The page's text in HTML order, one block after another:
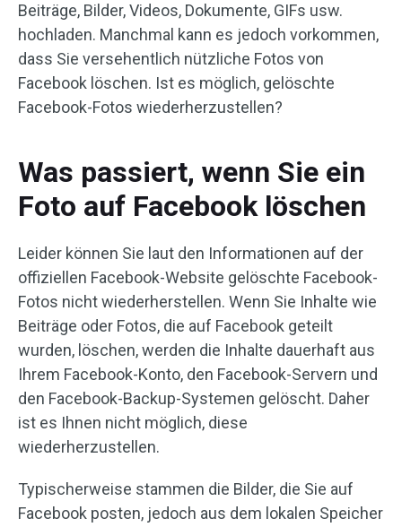
Beiträge, Bilder, Videos, Dokumente, GIFs usw.
hochladen. Manchmal kann es jedoch vorkommen,
dass Sie versehentlich nützliche Fotos von
Facebook löschen. Ist es möglich, gelöschte
Facebook-Fotos wiederherzustellen?
Was passiert, wenn Sie ein
Foto auf Facebook löschen
Leider können Sie laut den Informationen auf der
offiziellen Facebook-Website gelöschte Facebook-
Fotos nicht wiederherstellen. Wenn Sie Inhalte wie
Beiträge oder Fotos, die auf Facebook geteilt
wurden, löschen, werden die Inhalte dauerhaft aus
Ihrem Facebook-Konto, den Facebook-Servern und
den Facebook-Backup-Systemen gelöscht. Daher
ist es Ihnen nicht möglich, diese
wiederherzustellen.
Typischerweise stammen die Bilder, die Sie auf
Facebook posten, jedoch aus dem lokalen Speicher